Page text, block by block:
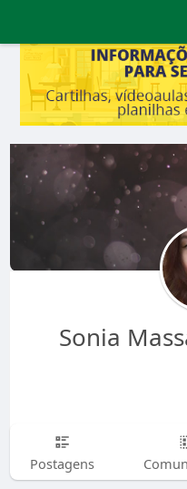
Sonia
Postagens